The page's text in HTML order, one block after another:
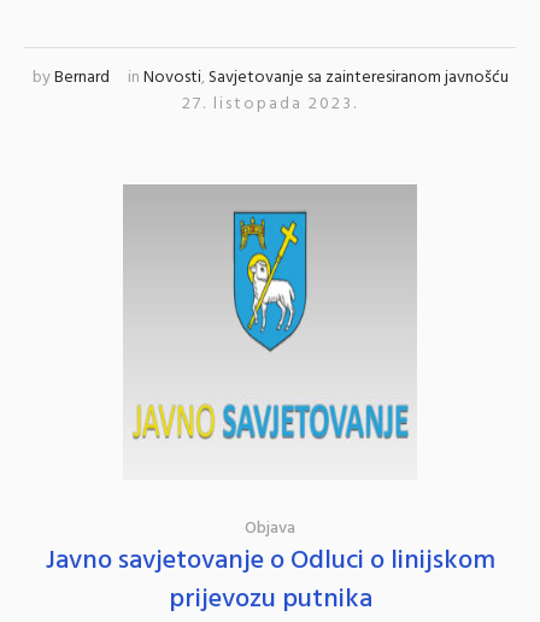
byBernard inNovosti,Savjetovanje sa zainteresiranom javnošću
27. listopada 2023.
Objava
Javno savjetovanje o Odluci o linijskom
prijevozu putnika